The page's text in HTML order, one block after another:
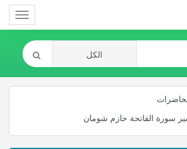
سورة الفاتحة حازم شومان